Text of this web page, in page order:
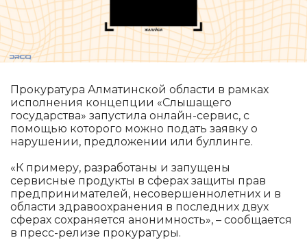
Прокуратура Алматинской области в рамках
исполнения концепции «Слышащего
государства» запустила онлайн-сервис, с
помощью которого можно подать заявку о
нарушении, предложении или буллинге.
«К примеру, разработаны и запущены
сервисные продукты в сферах защиты прав
предпринимателей, несовершеннолетних и в
области здравоохранения в последних двух
сферах сохраняется анонимность», – сообщается
в пресс-релизе прокуратуры.